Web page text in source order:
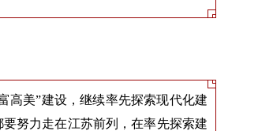
高美”建设，继续率先探索现代化建
努力走在江苏前列，在率先探索建